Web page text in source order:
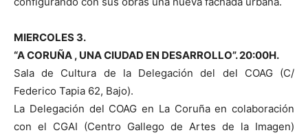
MIERCOLES 3.
“A CORUÑA , UNA CIUDAD EN DESARROLLO”. 20:00H.
Sala de Cultura de la Delegación del del COAG (C/
Federico Tapia 62, Bajo).
La Delegación del COAG en La Coruña en colaboración
con el CGAI (Centro Gallego de Artes de la Imagen)